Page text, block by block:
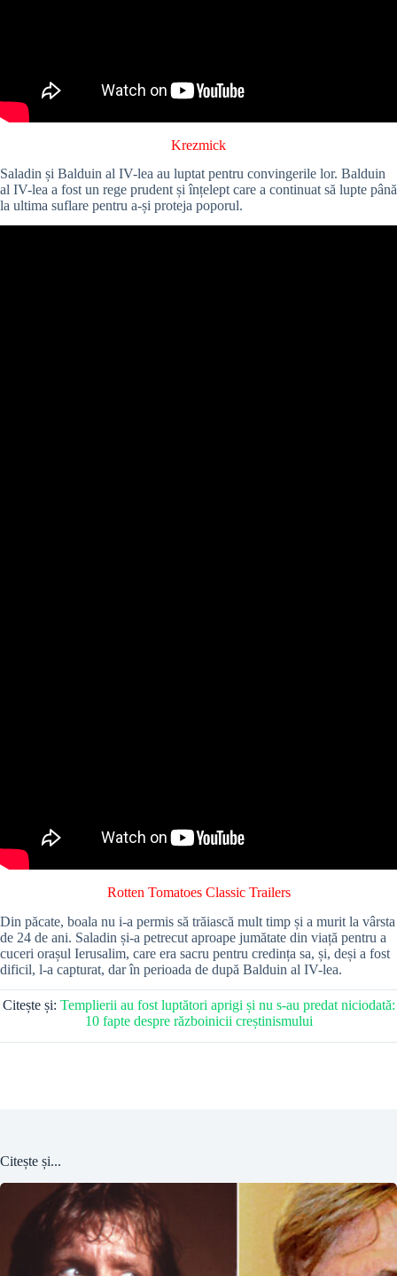
Krezmick
Saladin și Balduin al IV-lea au luptat pentru convingerile lor. Balduin
al IV-lea a fost un rege prudent și înțelept care a continuat să lupte până
la ultima suflare pentru a-și proteja poporul.
Rotten Tomatoes Classic Trailers
Din păcate, boala nu i-a permis să trăiască mult timp și a murit la vârsta
de 24 de ani. Saladin și-a petrecut aproape jumătate din viață pentru a
cuceri orașul Ierusalim, care era sacru pentru credința sa, și, deși a fost
dificil, l-a capturat, dar în perioada de după Balduin al IV-lea.
Citește și: Templierii au fost luptători aprigi și nu s-au predat niciodată:
10 fapte despre războinicii creștinismului
Citește și...